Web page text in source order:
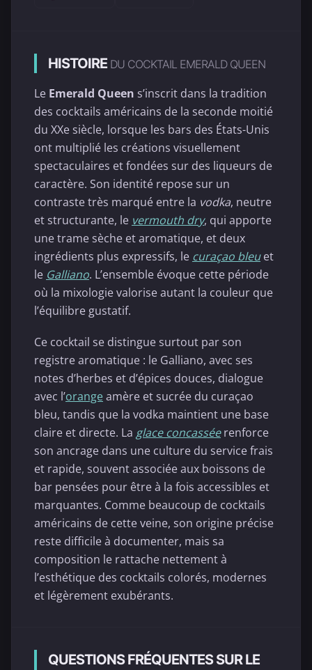
HISTOIRE DU COCKTAIL EMERALD QUEEN
Le Emerald Queen s’inscrit dans la tradition
des cocktails américains de la seconde moitié
du XXe siècle, lorsque les bars des États-Unis
ont multiplié les créations visuellement
spectaculaires et fondées sur des liqueurs de
caractère. Son identité repose sur un
contraste très marqué entre la vodka, neutre
et structurante, le vermouth dry, qui apporte
une trame sèche et aromatique, et deux
ingrédients plus expressifs, le curaçao bleuet
le Galliano. L’ensemble évoque cette période
où la mixologie valorise autant la couleur que
l’équilibre gustatif.
Ce cocktail se distingue surtout par son
registre aromatique : le Galliano, avec ses
notes d’herbes et d’épices douces, dialogue
avec l’orangeamère et sucrée du curaçao
bleu, tandis que la vodka maintient une base
claire et directe. La glace concasséerenforce
son ancrage dans une culture du service frais
et rapide, souvent associée aux boissons de
bar pensées pour être à la fois accessibles et
marquantes. Comme beaucoup de cocktails
américains de cette veine, son origine précise
reste difficile à documenter, mais sa
composition le rattache nettement à
l’esthétique des cocktails colorés, modernes
et légèrement exubérants.
QUESTIONS FRÉQUENTES SUR LE